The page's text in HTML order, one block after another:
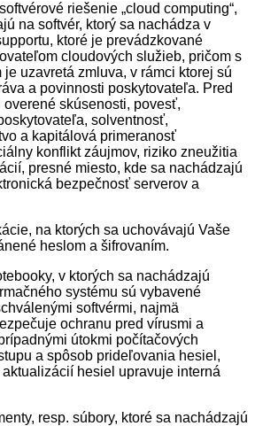
riešenie „cloud computing“,
na softvér, ktorý sa nachádza v
ktoré je prevádzkované
cloudových služieb, pričom s
uzavretá zmluva, v rámci ktorej sú
a povinnosti poskytovateľa. Pred
skúsenosti, povesť,
solventnosť,
a kapitálová primeranosť
konflikt záujmov, riziko zneužitia
presné miesto, kde sa nachádzajú
bezpečnosť serverov a
na ktorých sa uchovávajú Vaše
heslom a šifrovaním.
v ktorých sa nachádzajú
systému sú vybavené
softvérmi, najmä
ochranu pred vírusmi a
útokmi počítačových
a spôsob prideľovania hesiel,
hesiel upravuje interná
resp. súbory, ktoré sa nachádzajú